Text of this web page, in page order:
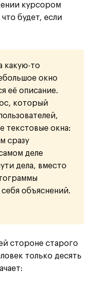
курсором
будет, если
какую-то
окно
её описание.
который
текстовые окна:
сразу
деле
дела, вместо
объяснений.
стороне старого
только десять